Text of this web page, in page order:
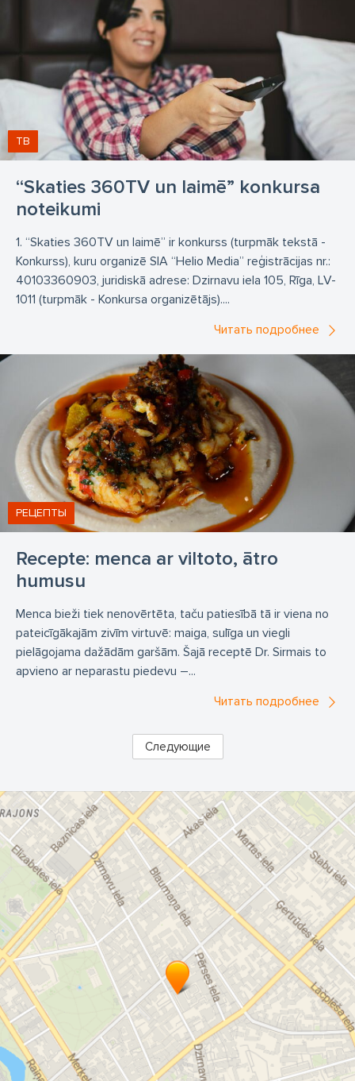
“Skaties 360TV un laimē” konkursa
noteikumi
ТВ
1. “Skaties 360TV un laimē” ir konkurss (turpmāk tekstā -
Konkurss), kuru organizē SIA “Helio Media” reģistrācijas nr.:
40103360903, juridiskā adrese: Dzirnavu iela 105, Rīga, LV-
1011 (turpmāk - Konkursa organizētājs)....
Читать подробнее
Recepte: menca ar viltoto, ātro
humusu
РЕЦЕПТЫ
Menca bieži tiek nenovērtēta, taču patiesībā tā ir viena no
pateicīgākajām zivīm virtuvē: maiga, sulīga un viegli
pielāgojama dažādām garšām. Šajā receptē Dr. Sirmais to
apvieno ar neparastu piedevu –...
Читать подробнее
Следующие